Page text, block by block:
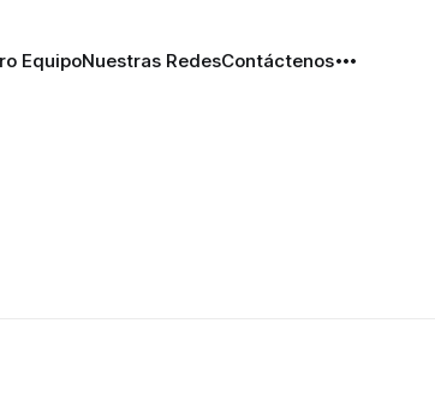
EquipoNuestras RedesContáctenos